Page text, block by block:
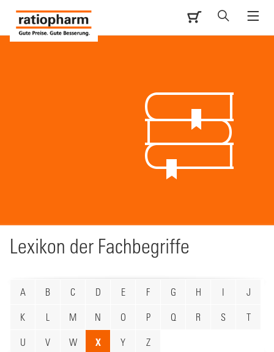
Lexikon der ­Fachbegriffe
A B C D E F G H I J
K L M N O P Q R S T
U V W X Y Z